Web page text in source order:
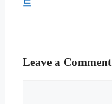
드
Leave a Comment